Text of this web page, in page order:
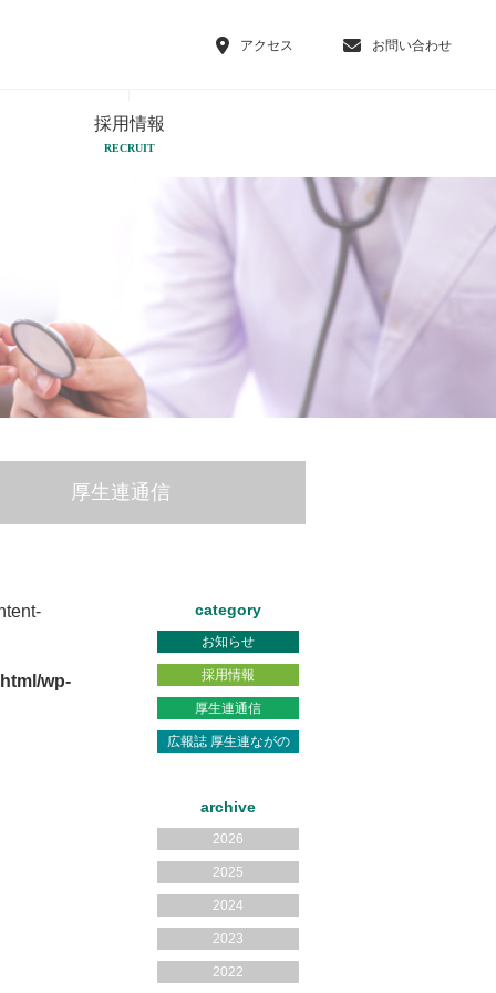
アクセス お問い合わせ
採用情報
RECRUIT
厚生連通信
wp-
category
お知らせ
採用情報
厚生連通信
広報誌 厚生連ながの
archive
2026
2025
2024
2023
2022